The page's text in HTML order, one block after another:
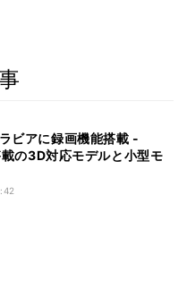
ビアに録画機能搭載 -
の3D対応モデルと小型モ